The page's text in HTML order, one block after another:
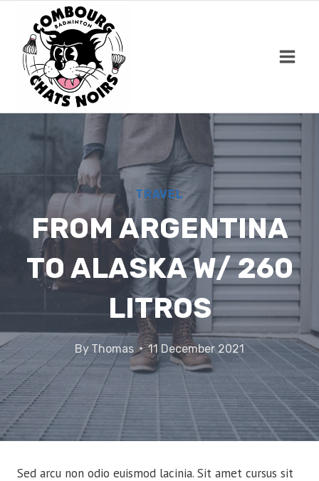
content
TRAVEL
FROM ARGENTINA
TO ALASKA W/ 260
LITROS
By Thomas 11 December 2021
Sed arcu non odio euismod lacinia. Sit amet cursus sit